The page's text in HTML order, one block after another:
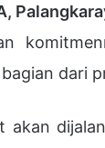
dari
akan